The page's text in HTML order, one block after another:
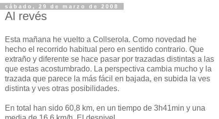
sábado, 29 de marzo de 2008
Al revés
Esta mañana he vuelto a Collserola. Como novedad he
hecho el recorrido habitual pero en sentido contrario. Que
extraño y diferente se hace pasar por trazadas distintas a las
que estas acostumbrado. La perspectiva cambia mucho y la
trazada que parece la más fácil en bajada, en subida la ves
distinta y ves otras posibilidades.
En total han sido 60,8 km, en un tiempo de 3h41min y una